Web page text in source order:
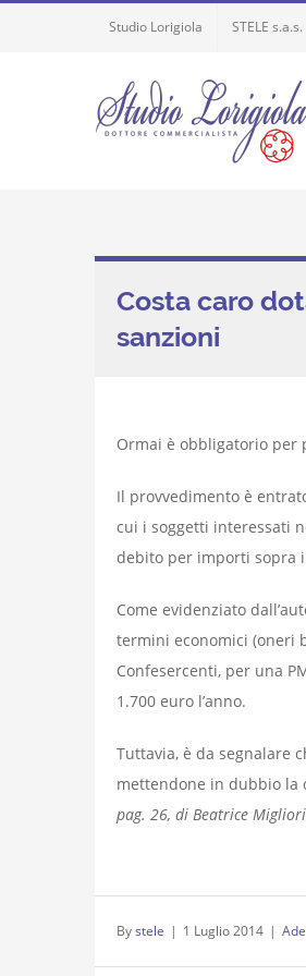
Studio Lorigiola STELE s.a.s.
Costa caro
sanzioni
Ormai è obbligatorio per
Il provvedimento è
cui i soggetti interessati
debito per importi sopra
Come evidenziato
termini economici (oneri
Confesercenti, per una
1.700 euro l’anno.
Tuttavia, è da segnalare
mettendone in dubbio la
pag. 26, di Beatrice
Bystele | 1 Luglio 2014 |